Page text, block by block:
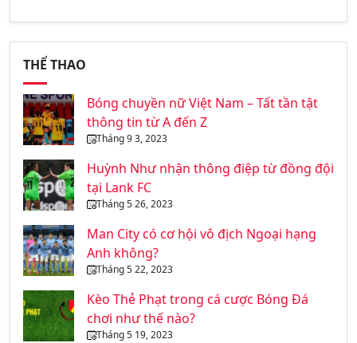
THỂ THAO
Bóng chuyền nữ Việt Nam – Tất tần tật
thông tin từ A đến Z
Tháng 9 3, 2023
Huỳnh Như nhận thông điệp từ đồng đội
tại Lank FC
Tháng 5 26, 2023
Man City có cơ hội vô địch Ngoại hạng
Anh không?
Tháng 5 22, 2023
Kèo Thẻ Phạt trong cá cược Bóng Đá
chơi như thế nào?
Tháng 5 19, 2023